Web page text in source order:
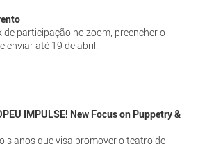
de participação no zoom, preencher o
e enviar até 19 de abril.
IMPULSE! New Focus on Puppetry &
anos que visa promover o teatro de